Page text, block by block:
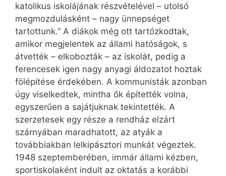
katolikus iskolájának részvételével – utolsó
megmozdulásként – nagy ünnepséget
tartottunk.” A diákok még ott tartózkodtak,
amikor megjelentek az állami hatóságok, s
átvették – elkobozták – az iskolát, pedig a
ferencesek igen nagy anyagi áldozatot hoztak
fölépítése érdekében. A kommunisták azonban
úgy viselkedtek, mintha ők építették volna,
egyszerűen a sajátjuknak tekintették. A
szerzetesek egy része a rendház elzárt
szárnyában maradhatott, az atyák a
továbbiakban lelkipásztori munkát végeztek.
1948 szeptemberében, immár állami kézben,
sportiskolaként indult az oktatás a korábbi